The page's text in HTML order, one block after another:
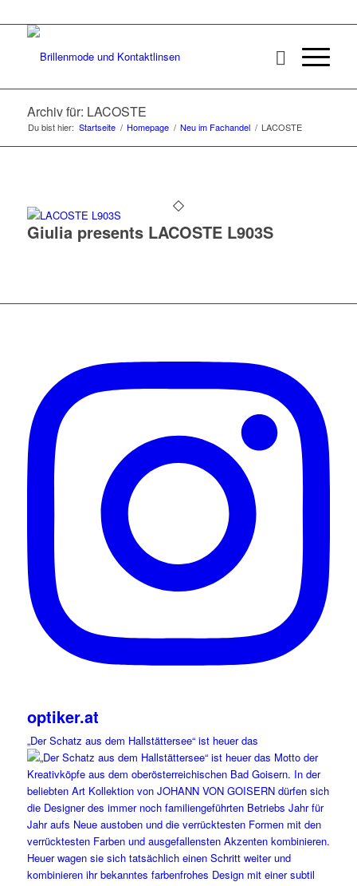
Archiv für: LACOSTE
Du bist hier: Startseite / Homepage / Neu im Fachandel / LACOSTE
Giulia presents LACOSTE L903S
optiker.at
„Der Schatz aus dem Hallstättersee“ ist heuer das